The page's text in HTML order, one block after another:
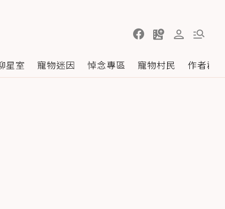
星室 寵物迷因 悼念專區 寵物村民 作者群